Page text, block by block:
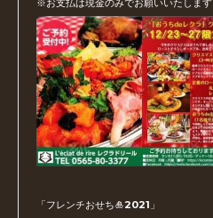
※お支払は現金のみでお願いいたします
「フレンチおせち🎍2021」